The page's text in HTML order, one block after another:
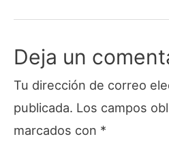
Deja un
Tu dirección de correo
publicada. Los campos
marcados con *